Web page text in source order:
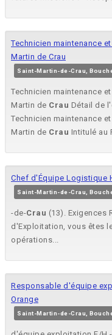
Technicien maintenance
Martin de Crau
Saint-Martin-de-Crau,
Technicien maintenance
Martin de Crau Détail de
Technicien maintenance
Martin de Crau Intitulé au
Chef d'Équipe Logistique
Saint-Martin-de-Crau,
-de-Crau (13). Exigences
d'Exploitation, vous êtes
opérations...
Responsable d'équipe
Orange
Saint-Martin-de-Crau,